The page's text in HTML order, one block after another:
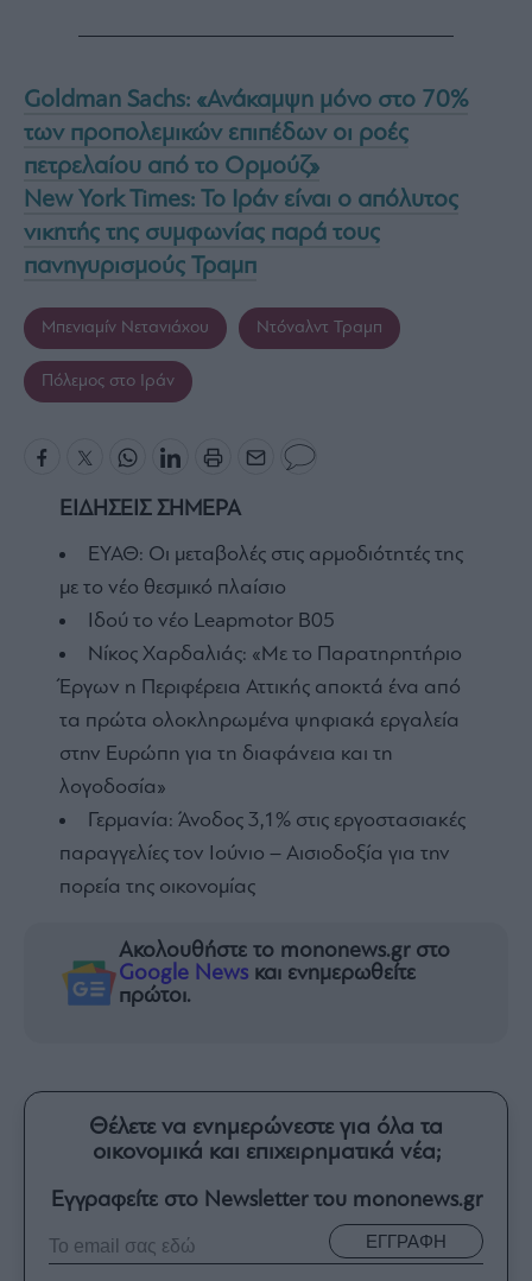
Goldman Sachs: «Ανάκαμψη μόνο στο 70%
των προπολεμικών επιπέδων οι ροές
πετρελαίου από το Ορμούζ»
New York Times: Το Ιράν είναι ο απόλυτος
νικητής της συμφωνίας παρά τους
πανηγυρισμούς Τραμπ
Μπενιαμίν Νετανιάχου Ντόναλντ Τραμπ
Πόλεμος στο Ιράν
ΕΙΔΗΣΕΙΣ ΣΗΜΕΡΑ
ΕΥΑΘ: Οι μεταβολές στις αρμοδιότητές της
με το νέο θεσμικό πλαίσιο
Ιδού τo νέο Leapmotor B05
Νίκος Χαρδαλιάς: «Με το Παρατηρητήριο
Έργων η Περιφέρεια Αττικής αποκτά ένα από
τα πρώτα ολοκληρωμένα ψηφιακά εργαλεία
στην Ευρώπη για τη διαφάνεια και τη
λογοδοσία»
Γερμανία: Άνοδος 3,1% στις εργοστασιακές
παραγγελίες τον Ιούνιο – Αισιοδοξία για την
πορεία της οικονομίας
Ακολουθήστε το mononews.gr στο
Google News και ενημερωθείτε
πρώτοι.
Θέλετε να ενημερώνεστε για όλα τα
οικονομικά και επιχειρηματικά νέα;
Εγγραφείτε στο Newsletter του mononews.gr
ΕΓΓΡΑΦΗ